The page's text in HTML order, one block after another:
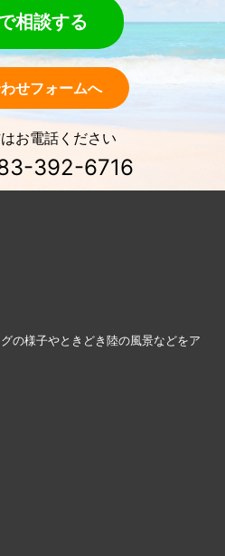
相談する
せフォームへ
お電話ください
392-6716
の様子やときどき陸の風景などをア